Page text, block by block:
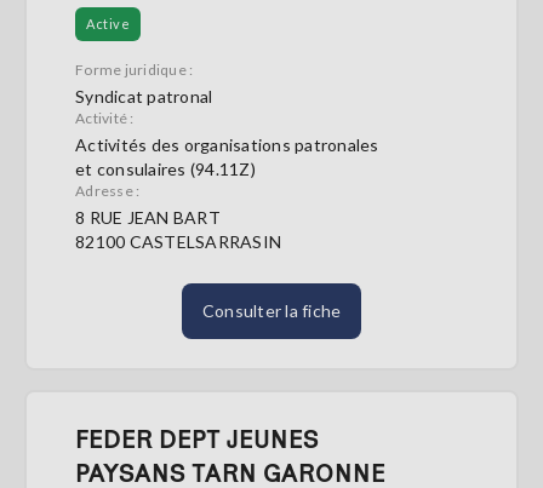
Active
Forme juridique :
Syndicat patronal
Activité :
Activités des organisations patronales
et consulaires (94.11Z)
Adresse :
8 RUE JEAN BART
82100 CASTELSARRASIN
Consulter la fiche
FEDER DEPT JEUNES
PAYSANS TARN GARONNE